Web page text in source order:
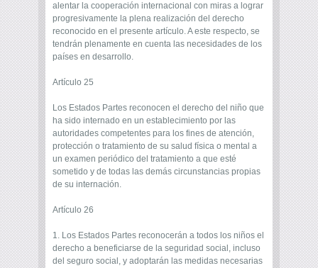
alentar la cooperación internacional con miras a lograr
progresivamente la plena realización del derecho
reconocido en el presente artículo. A este respecto, se
tendrán plenamente en cuenta las necesidades de los
países en desarrollo.
Artículo 25
Los Estados Partes reconocen el derecho del niño que
ha sido internado en un establecimiento por las
autoridades competentes para los fines de atención,
protección o tratamiento de su salud física o mental a
un examen periódico del tratamiento a que esté
sometido y de todas las demás circunstancias propias
de su internación.
Artículo 26
1. Los Estados Partes reconocerán a todos los niños el
derecho a beneficiarse de la seguridad social, incluso
del seguro social, y adoptarán las medidas necesarias